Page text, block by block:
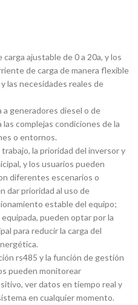
ajustable de 0 a 20a, y los
de carga de manera flexible
las necesidades reales de
a generadores diesel o de
complejas condiciones de la
o entornos.
la prioridad del inversor y
y los usuarios pueden
diferentes escenarios o
dar prioridad al uso de
estable del equipo;
pueden optar por la
para reducir la carga del
rs485 y la función de gestión
pueden monitorear
ver datos en tiempo real y
en cualquier momento.